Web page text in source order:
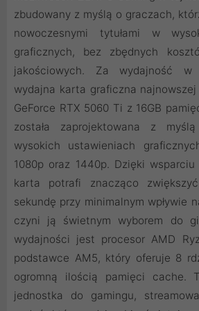
zbudowany z myślą o graczach,
nowoczesnymi tytułami w
graficznych, bez zbędnych
jakościowych. Za wydajność w
wydajna karta graficzna
GeForce RTX 5060 Ti z 16GB
została zaprojektowana z
wysokich ustawieniach
1080p oraz 1440p. Dzięki
karta potrafi znacząco
sekundę przy minimalnym wpływie
czyni ją świetnym wyborem do
wydajności jest procesor AMD
podstawce AM5, który oferuje 8
ogromną ilością pamięci cache.
jednostka do gamingu,